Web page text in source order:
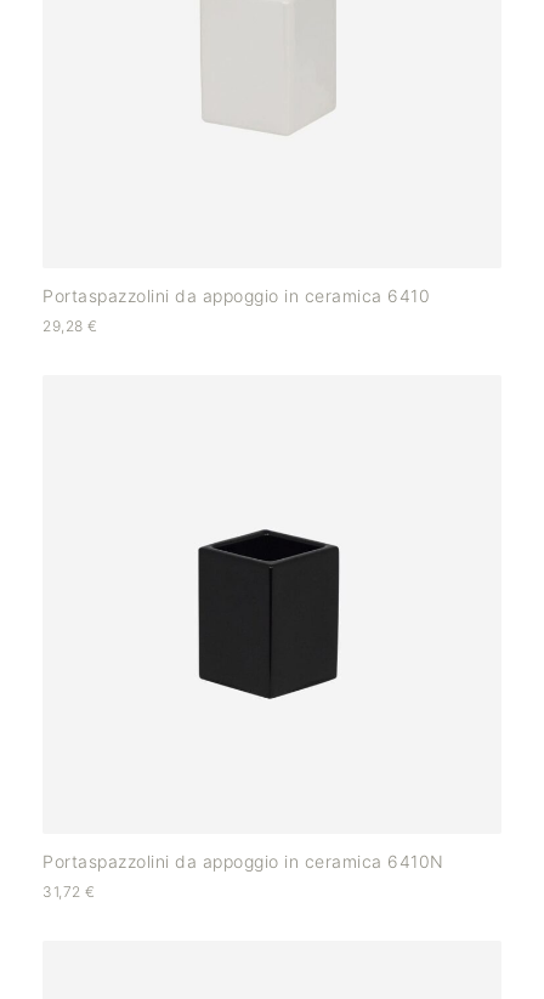
Portaspazzolini da appoggio in ceramica 6410
29,28 €
Portaspazzolini da appoggio in ceramica 6410N
31,72 €